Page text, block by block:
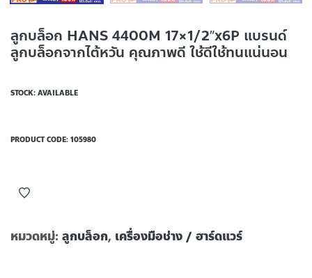
ลูกบล็อก HANS 4400M 17×1/2″x6P แบรนด์
ลูกบล็อกจากไต้หวัน คุณภาพดี ใช้ดีใช้ทนแน่นอน
STOCK: AVAILABLE
PRODUCT CODE: 105980
หมวดหมู่: ลูกบล็อก, เครื่องมือช่าง / ฮาร์ดแวร์